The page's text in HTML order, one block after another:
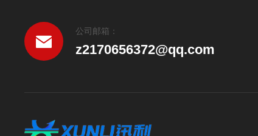
公司邮箱：
z2170656372@qq.com